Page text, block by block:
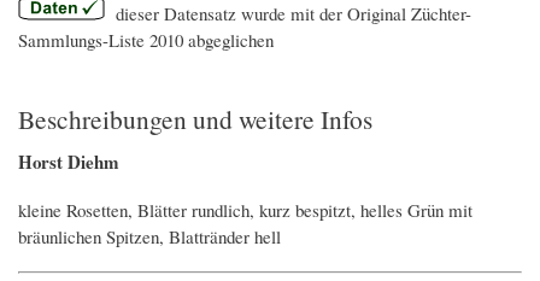
dieser Datensatz wurde mit der Original Züchter-
Sammlungs-Liste 2010 abgeglichen
Beschreibungen und weitere Infos
Horst Diehm
kleine Rosetten, Blätter rundlich, kurz bespitzt, helles Grün mit
bräunlichen Spitzen, Blattränder hell